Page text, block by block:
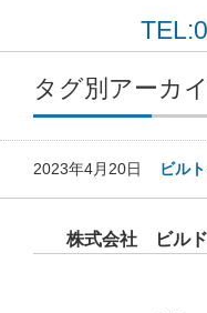
タグ別アーカ
2023年4月20日 ビル
株式会社 ビルド